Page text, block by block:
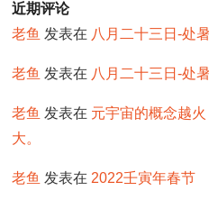
近期评论
老鱼 发表在 八月二十三日-处
老鱼 发表在 八月二十三日-处
老鱼 发表在 元宇宙的概念越
大。
老鱼 发表在 2022壬寅年春节